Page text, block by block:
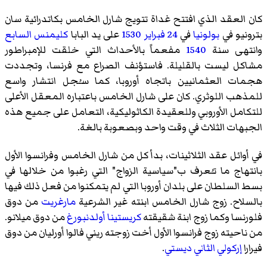
كان العقد الذي افتتح غداة تتويج شارل الخامس بكاتدرائية سان
بترونيوفي بولونيافي24 فبراير 1530على يد الباباكليمنس السابع
وانتهى سنة 1540 مفعماً بالأحداث التي خلقت للإمبراطور
مشاكل ليست بالقليلة. فاستؤنف الصراع مع فرنسا، وتجددت
هجمات العثمانيين باتجاه أوروبا، كما سـُجل انتشار واسع
للمذهب اللوثري. كان على شارل الخامس باعتباره المعقل الأعلى
للتكامل الأوروبي وللعقيدة الكاثوليكية، التعامل على جميع هذه
الجبهات الثلاث في وقت واحد وبصعوبة بالغة.
في أوائل عقد الثلاثينات، بدأ كل من شارل الخامس وفرانسوا الأول
بانتهاج ما تـُعرف ب"سياسية الزواج" التي رغبوا من خلالها في
بسط السلطان على بلدان أوروبا التي لم يتمكنوا من فعل ذلك فيها
بالسلاح. زوج شارل الخامس ابنته غير الشرعية مارغريت من دوق
فلورنسا وكما زوج ابنة شقيقتهكريستينا أولدنبورغمن دوق ميلانو.
من ناحيته زوج فرانسوا الأول أخت زوجتهريني فالوا أورليانمن دوق
فيراراإركولي الثاني ديستي.